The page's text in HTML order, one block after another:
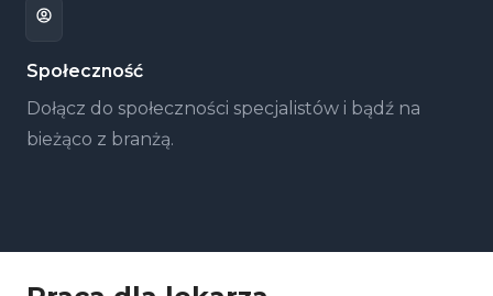
Społeczność
Dołącz do społeczności specjalistów i bądź na
bieżąco z branżą.